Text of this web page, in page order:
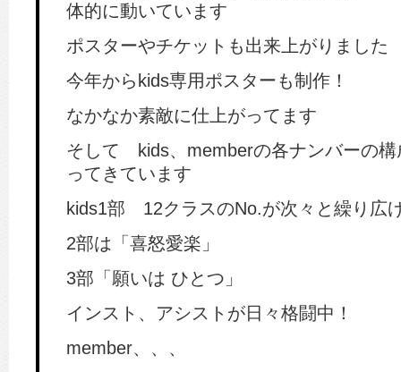
体的に動いています
ポスターやチケットも出来上がりました
今年からkids専用ポスターも制作！
なかなか素敵に仕上がってます
そして kids、memberの各ナンバーの構
ってきています
kids1部 12クラスのNo.が次々と繰り広
2部は「喜怒愛楽」
3部「願いは ひとつ」
インスト、アシストが日々格闘中！
member、、、